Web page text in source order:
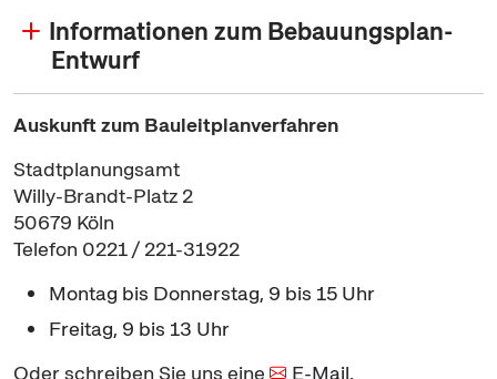
Informationen zum Bebauungsplan-
Entwurf
Auskunft zum Bauleitplanverfahren
Stadtplanungsamt
Willy-Brandt-Platz 2
50679 Köln
Telefon 0221 / 221-31922
Montag bis Donnerstag, 9 bis 15 Uhr
Freitag, 9 bis 13 Uhr
Oder schreiben Sie uns eine
E-Mail.